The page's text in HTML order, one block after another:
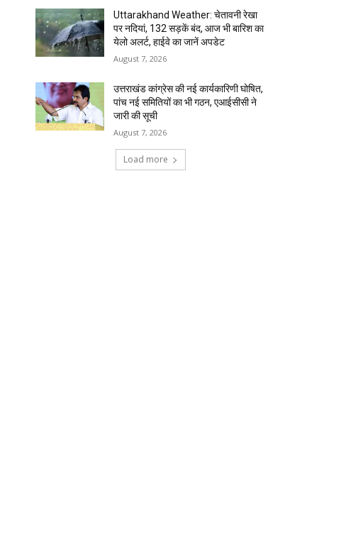
Uttarakhand Weather: चेतावनी रेखा
पर नदियां, 132 सड़कें बंद, आज भी बारिश का
येलो अलर्ट, हाईवे का जानें अपडेट
August 7, 2026
उत्तराखंड कांग्रेस की नई कार्यकारिणी घोषित,
पांच नई समितियों का भी गठन, एआईसीसी ने
जारी की सूची
August 7, 2026
Load more